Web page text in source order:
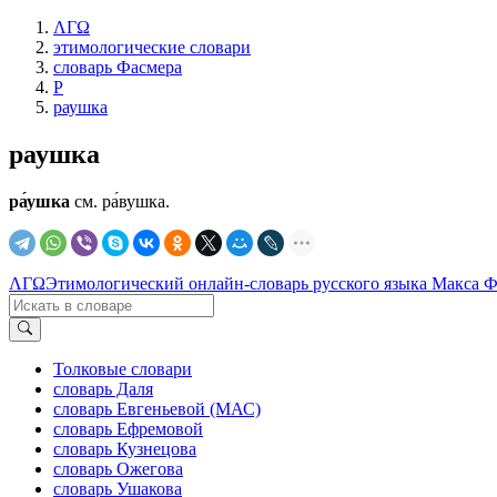
ΛΓΩ
этимологические словари
словарь Фасмера
Р
раушка
раушка
ра́ушка см. ра́вушка.
ΛΓΩЭтимологический онлайн-словарь русского языка Макса
Толковые словари
словарь Даля
словарь Евгеньевой (МАС)
словарь Ефремовой
словарь Кузнецова
словарь Ожегова
словарь Ушакова